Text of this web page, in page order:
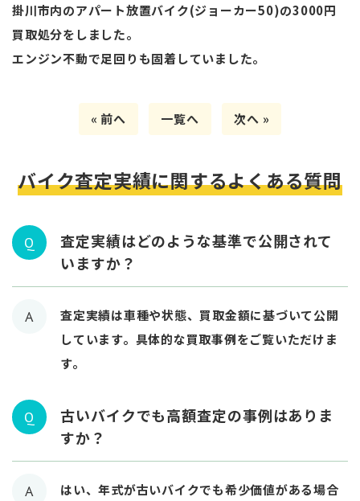
掛川市内のアパート放置バイク(ジョーカー50)の3000円
買取処分をしました。
エンジン不動で足回りも固着していました。
« 前へ 一覧へ 次へ »
バイク査定実績に関するよくある質問
Q
査定実績はどのような基準で公開されて
いますか？
A
査定実績は車種や状態、買取金額に基づいて公開
しています。具体的な買取事例をご覧いただけま
す。
Q
古いバイクでも高額査定の事例はありま
すか？
A
はい、年式が古いバイクでも希少価値がある場合